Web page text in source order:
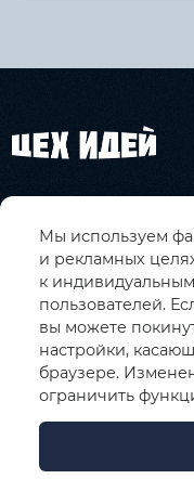
КАТАЛОГ
УСЛУГИ
КОНТАКТЫ
© Творческий проект «Цех
конфиденциальности.
Мы используем
и рекламных
к
пользователей.
вы можете
настройки,
браузере.
ограничить